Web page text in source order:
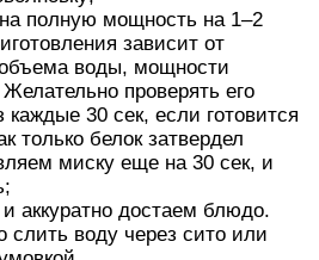
полную мощность на 1–2
зависит от
воды, мощности
проверять его
каждые 30 сек, если готовится
только белок затвердел
миску еще на 30 сек, и
аккуратно достаем блюдо.
слить воду через сито или